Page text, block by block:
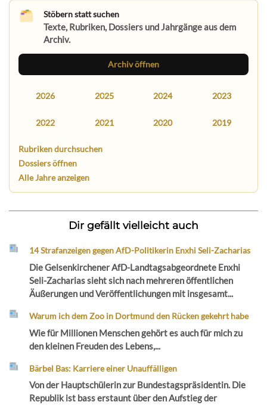
Stöbern statt suchen
Texte, Rubriken, Dossiers und Jahrgänge aus dem
Archiv.
Archiv öffnen
2026 2025 2024 2023
2022 2021 2020 2019
Rubriken durchsuchen
Dossiers öffnen
Alle Jahre anzeigen
Dir gefällt vielleicht auch
14 Strafanzeigen gegen AfD-Politikerin Enxhi Seli-Zacharias
Die Gelsenkirchener AfD-Landtagsabgeordnete Enxhi
Seli-Zacharias sieht sich nach mehreren öffentlichen
Äußerungen und Veröffentlichungen mit insgesamt...
Warum ich dem Zoo in Dortmund den Rücken gekehrt habe
Wie für Millionen Menschen gehört es auch für mich zu
den kleinen Freuden des Lebens,...
Bärbel Bas: Karriere einer Unauffälligen
Von der Hauptschülerin zur Bundestagspräsidentin. Die
Republik ist bass erstaunt über den Aufstieg der